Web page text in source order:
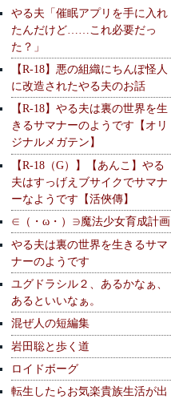
やる夫「催眠アプリを手に入れ
たんだけど……これ必要だっ
た？」
【R-18】悪の組織にちんぽ怪人
に改造されたやる夫のお話
【R-18】やる夫は裏の世界を生
きるサマナーのようです【オリ
ジナルメガテン】
【R-18（G）】【あんこ】やる
夫はすっげえブサイクでサマナ
ーなようです【活俠傳】
∈（・ω・）∋魔法少女育成計画
やる夫は裏の世界を生きるサマ
ナーのようです
ユグドラシル２、あるかなぁ、
あるといいなぁ。
混ぜ人の短編集
岩田聡と歩く道
ロイドボーグ
転生したらお気楽貴族生活が出